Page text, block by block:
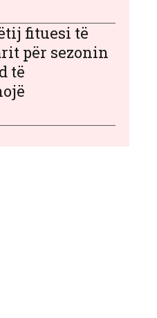
fituesi të
për sezonin
të